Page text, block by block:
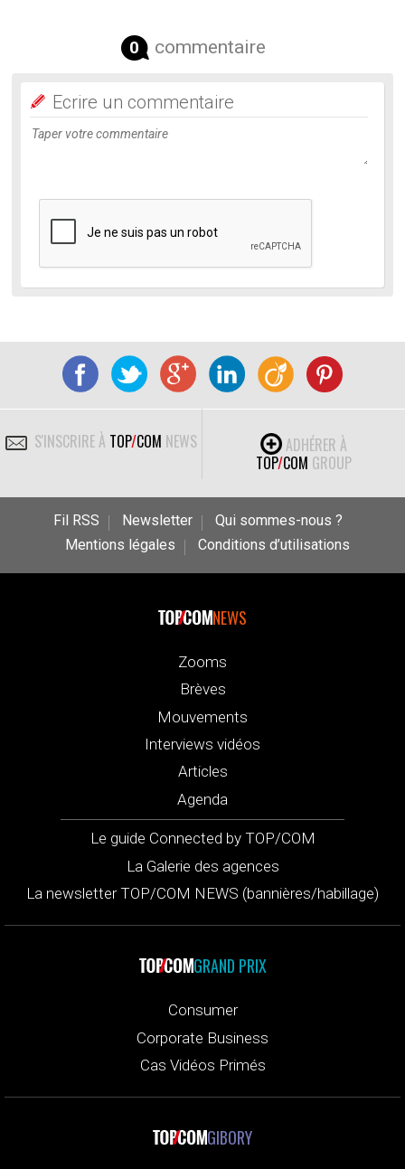
0 commentaire
Ecrire un commentaire
S'INSCRIRE À TOP/COM NEWS
ADHÉRER À
TOP/COM GROUP
Fil RSS Newsletter
Qui sommes-nous ?
Mentions légales
Conditions d’utilisations
NEWS
Zooms
Brèves
Mouvements
Interviews vidéos
Articles
Agenda
Le guide Connected by TOP/COM
La Galerie des agences
La newsletter TOP/COM NEWS (bannières/habillage)
GRAND PRIX
Consumer
Corporate Business
Cas Vidéos Primés
GIBORY